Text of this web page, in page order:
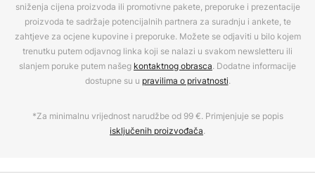
sniženja cijena proizvoda ili promotivne pakete, preporuke i prezentacije
proizvoda te sadržaje potencijalnih partnera za suradnju i ankete, te
zahtjeve za ocjene kupovine i preporuke. Možete se odjaviti u bilo kojem
trenutku putem odjavnog linka koji se nalazi u svakom newsletteru ili
slanjem poruke putem našeg kontaktnog obrasca. Dodatne informacije
dostupne su u pravilima o privatnosti.
*Za minimalnu vrijednost narudžbe od 99 €. Primjenjuje se popis
isključenih proizvođača.